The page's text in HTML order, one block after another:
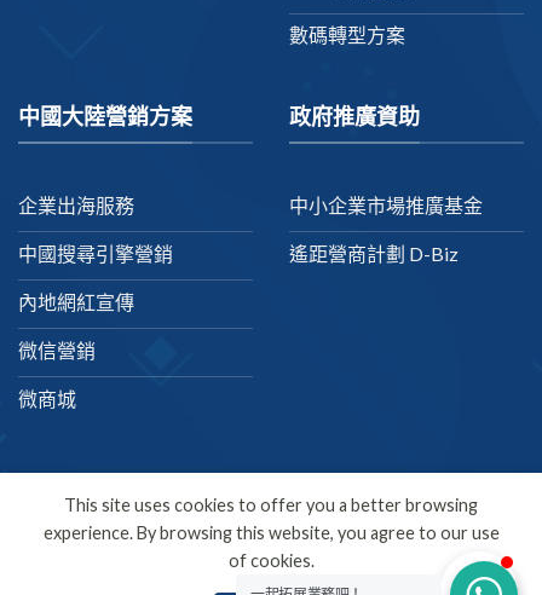
數碼轉型方案
中國大陸營銷方案
企業出海服務
中國搜尋引擎營銷
內地網紅宣傳
微信營銷
微商城
政府推廣資助
中小企業市場推廣基金
遙距營商計劃 D-Biz
繁體中文
This site uses cookies to offer you a better browsing
experience. By browsing this website, you agree to our use
of cookies.